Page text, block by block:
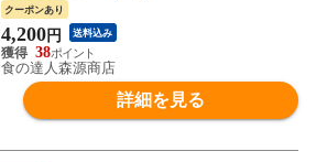
クーポンあり
4,200円 送料込み
38
食の達人森源商店
詳細を見る